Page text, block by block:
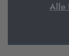
Alle